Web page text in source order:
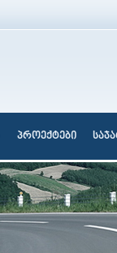
პროექტები